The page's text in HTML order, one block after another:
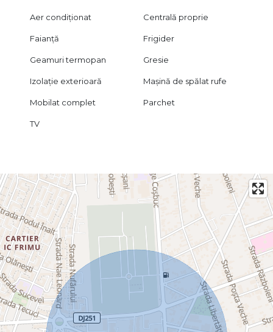
Aer condiționat Centrală proprie
Faianță Frigider
Geamuri termopan Gresie
Izolație exterioară Mașină de spălat rufe
Mobilat complet Parchet
TV